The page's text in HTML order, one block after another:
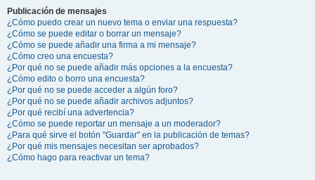
Publicación de mensajes
¿Cómo puedo crear un nuevo tema o enviar una respuesta?
¿Cómo se puede editar o borrar un mensaje?
¿Cómo se puede añadir una firma a mi mensaje?
¿Cómo creo una encuesta?
¿Por qué no se puede añadir más opciones a la encuesta?
¿Cómo edito o borro una encuesta?
¿Por qué no se puede acceder a algún foro?
¿Por qué no se puede añadir archivos adjuntos?
¿Por qué recibí una advertencia?
¿Cómo se puede reportar un mensaje a un moderador?
¿Para qué sirve el botón "Guardar" en la publicación de temas?
¿Por qué mis mensajes necesitan ser aprobados?
¿Cómo hago para reactivar un tema?